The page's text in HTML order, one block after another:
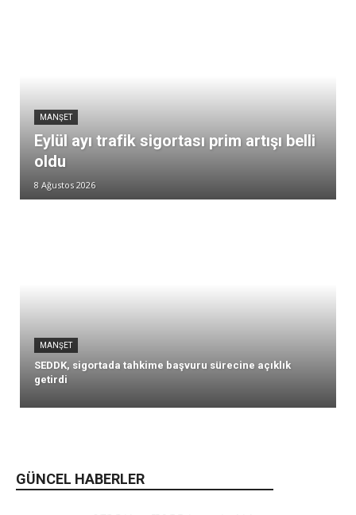
GÜNCEL HABERLER
MANŞET
Eylül ayı trafik sigortası prim artışı belli
oldu
8 Ağustos 2026
MANŞET
SEDDK, sigortada tahkime başvuru sürecine açıklık
getirdi